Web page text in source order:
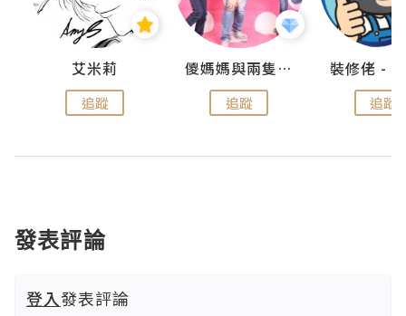
艾米莉
追蹤
儍媽媽與兩隻小魔怪之家
追蹤 追蹤
發表評論
登入發表評論